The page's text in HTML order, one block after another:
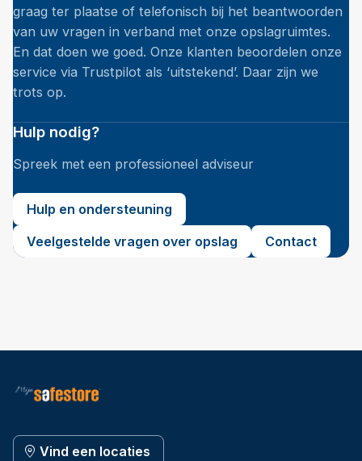
graag ter plaatse of telefonisch bij het beantwoorden
van uw vragen in verband met onze opslagruimtes.
En dat doen we goed. Onze klanten beoordelen onze
service via Trustpilot als ‘uitstekend’. Daar zijn we
trots op.
Hulp nodig?
Spreek met een professioneel adviseur
Hulp en ondersteuning
Veelgestelde vragen over opslag
Contact
Vind een locaties